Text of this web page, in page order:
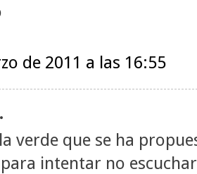
de 2011 a las 16:55
verde que se ha
intentar no